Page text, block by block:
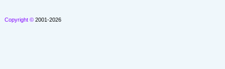
Copyright © 2001-2026